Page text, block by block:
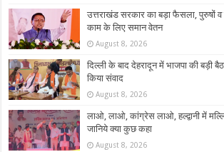
उत्तराखंड सरकार का बड़ा फैसला, पुरुषों
काम के लिए समान वेतन
August 8, 2026
दिल्ली के बाद देहरादून में भाजपा की बड़ी
किया संवाद
August 8, 2026
लाओ, लाओ, कांग्रेस लाओ, हल्द्वानी में
जानिये क्या कुछ कहा
August 8, 2026